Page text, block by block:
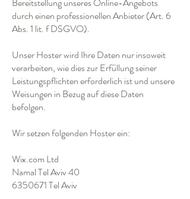
durch einen professionellen Anbieter (Art. 6
Abs. 1 lit. f DSGVO).
Unser Hoster wird Ihre Daten nur insoweit
verarbeiten, wie dies zur Erfüllung seiner
Leistungspflichten erforderlich ist und unsere
Weisungen in Bezug auf diese Daten
befolgen.
Wir setzen folgenden Hoster ein:
Wix.com Ltd
Namal Tel Aviv 40
6350671 Tel Aviv